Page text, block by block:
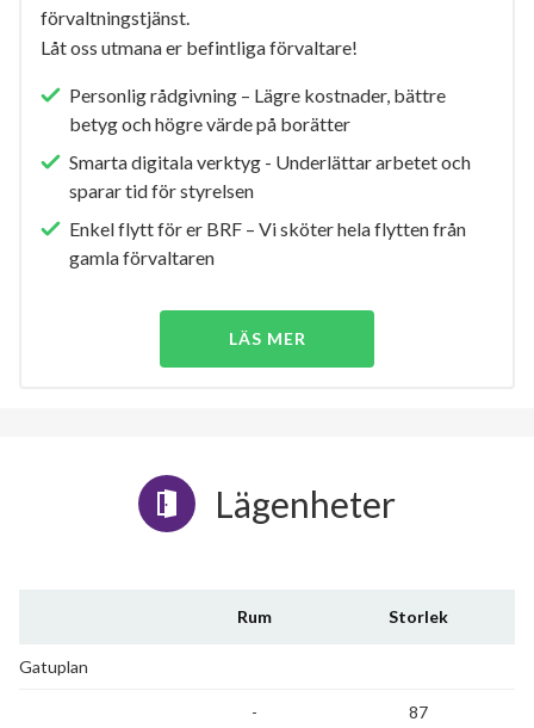
förvaltningstjänst.
Låt oss utmana er befintliga förvaltare!
Personlig rådgivning – Lägre kostnader, bättre
betyg och högre värde på borätter
Smarta digitala verktyg - Underlättar arbetet och
sparar tid för styrelsen
Enkel flytt för er BRF – Vi sköter hela flytten från
gamla förvaltaren
LÄS MER
Lägenheter
Rum Storlek
Gatuplan
- 87